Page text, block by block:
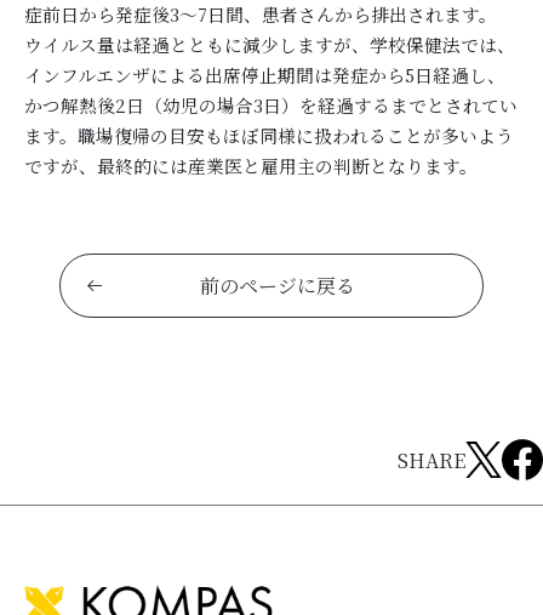
症前日から発症後3～7日間、患者さんから排出されます。
ウイルス量は経過とともに減少しますが、学校保健法では、
インフルエンザによる出席停止期間は発症から5日経過し、
かつ解熱後2日（幼児の場合3日）を経過するまでとされてい
ます。職場復帰の目安もほぼ同様に扱われることが多いよう
ですが、最終的には産業医と雇用主の判断となります。
前のページに戻る
SHARE